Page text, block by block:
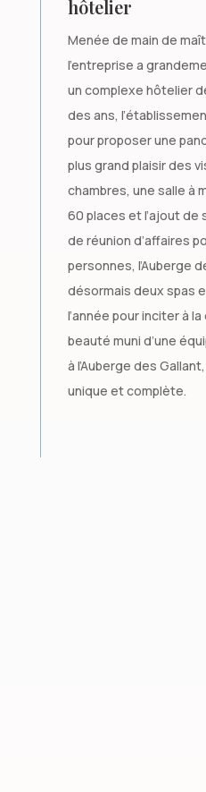
hôtelier
Menée de main de
l’entreprise a
un complexe hôtelier
des ans,
pour proposer une
plus grand plaisir des
chambres, une salle à
60 places et l’ajout
de réunion d’affaires
personnes, l’Auberge
désormais deux spas
l’année pour inciter à
beauté muni d’une
à l’Auberge des
unique et complète.